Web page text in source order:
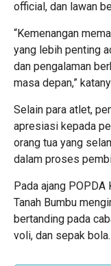
official, dan lawan
“Kemenangan
yang lebih penting
dan pengalaman
masa depan,”
Selain para atlet,
apresiasi kepada
orang tua yang
dalam proses
Pada ajang
Tanah Bumbu
bertanding pada
voli, dan sepak bola.